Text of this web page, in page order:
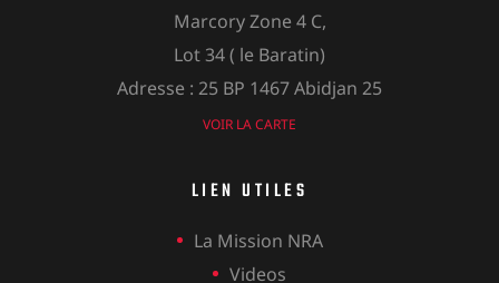
Marcory Zone 4 C,
Lot 34 ( le Baratin)
Adresse : 25 BP 1467 Abidjan 25
VOIR LA CARTE
LIEN UTILES
La Mission NRA
Videos